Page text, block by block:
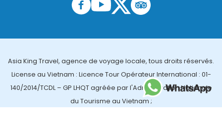
Asia King Travel, agence de voyage locale, tous droits réservés.
License au Vietnam : Licence Tour Opérateur International : 01-
140/2014/TCDL – GP LHQT agréée par l'Administration Nationale
du Tourisme au Vietnam ;